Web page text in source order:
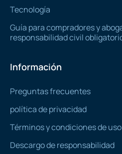
Tecnología
Guía para compradores y
responsabilidad civil
Información
Preguntas frecuentes
política de privacidad
Términos y condiciones de uso
Descargo de responsabilidad